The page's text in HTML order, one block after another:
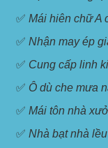
✅ Mái hiên chữ A
✅ Nhận may ép
✅ Cung cấp linh
✅ Ô dù che mưa
✅ Mái tôn nhà
✅ Nhà bạt nhà